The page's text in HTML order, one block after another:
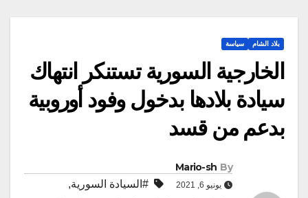
بلاد الشام سياسة
الخارجية السورية تستنكر انتهاك
سيادة بلادها بدخول وفود أوروبية
بدعم من قسد
By
Mario-sh
يونيو 6, 2021 #السيادة السورية,